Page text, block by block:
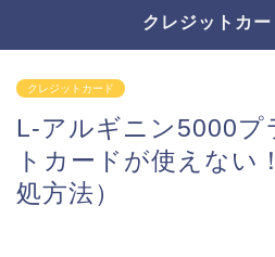
クレジットカ
クレジットカード
L-アルギニン5000プ
トカードが使えない
処方法）